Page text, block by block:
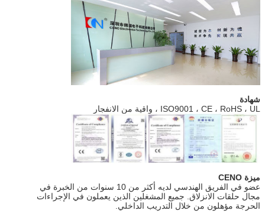
شهادة
ISO9001 ، CE ، RoHS ، UL ، واقية من الانفجار
ميزة CENO
عضو في الفريق الهندسي لديه أكثر من 10 سنوات من الخبرة في
مجال حلقات الانزلاق. جميع المشغلين الذين يعملون في الإجراءات
الحرجة مؤهلون من خلال التدريب الداخلي.